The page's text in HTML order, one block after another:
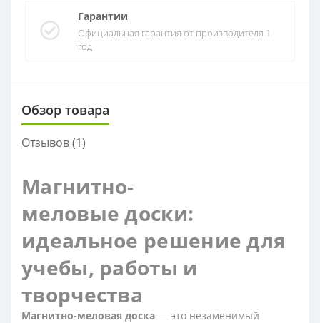
Гарантии
Официальная гарантия от производителя 1
год
Обзор товара
Отзывов (1)
Магнитно-
меловые доски:
идеальное решение для
учебы, работы и
творчества
Магнитно-меловая доска — это незаменимый